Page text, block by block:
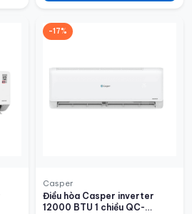
-17%
Casper
Điều hòa Casper inverter
12000 BTU 1 chiều QC-